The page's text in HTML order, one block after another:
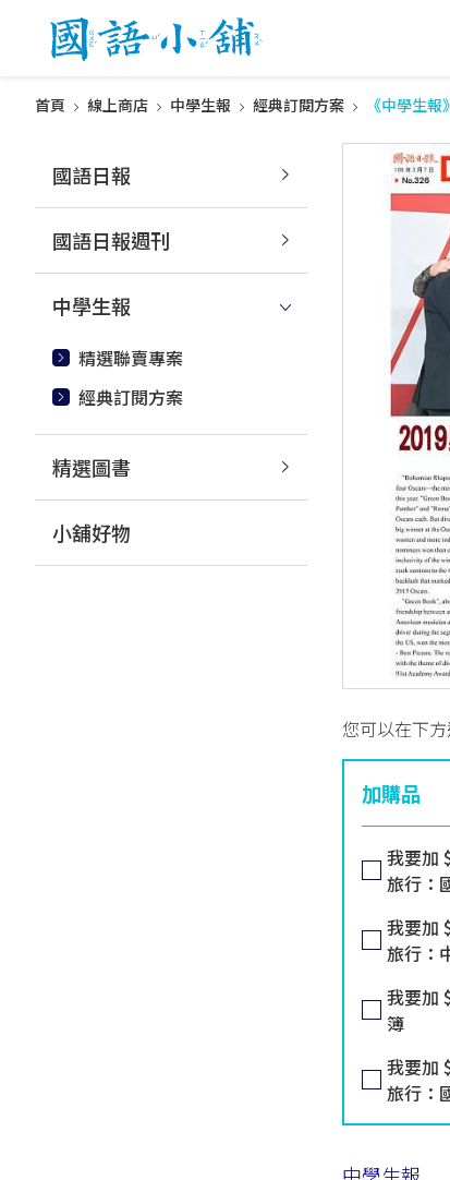
首頁 線上商店 中學生報 經典訂閱方案 《中學生
國語日報
國語日報週刊
中學生報
精選聯賣專案
經典訂閱方案
精選圖書
小舖好物
您可以在下
加購品
我要加
旅行：
我要加
旅行：
我要加
簿
我要加
旅行：